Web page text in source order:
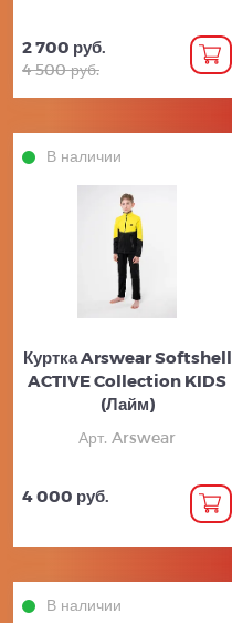
2 700 руб.
4 500 руб.
В наличии
Куртка Arswear Softshell
ACTIVE Collection KIDS
(Лайм)
Арт. Arswear
4 000 руб.
В наличии